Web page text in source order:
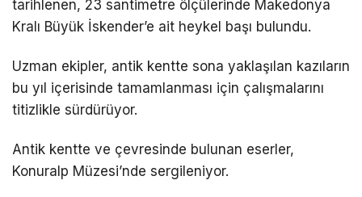
tarihlenen, 23 santimetre ölçülerinde Makedonya
Kralı Büyük İskender’e ait heykel başı bulundu.
Uzman ekipler, antik kentte sona yaklaşılan kazıların
bu yıl içerisinde tamamlanması için çalışmalarını
titizlikle sürdürüyor.
Antik kentte ve çevresinde bulunan eserler,
Konuralp Müzesi’nde sergileniyor.